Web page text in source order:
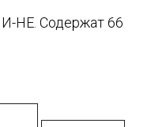
НЕ. Содержат 66